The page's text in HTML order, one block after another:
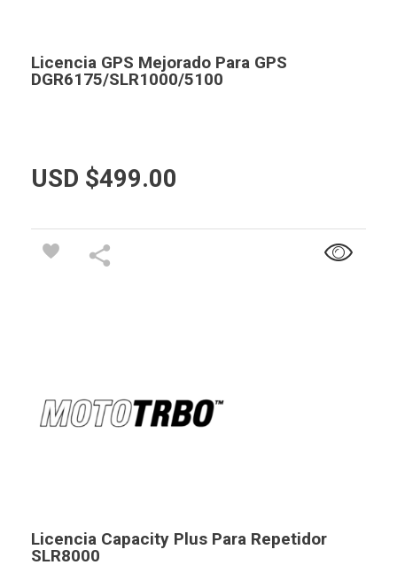
Licencia GPS Mejorado Para GPS
DGR6175/SLR1000/5100
USD $499.00
Licencia Capacity Plus Para Repetidor
SLR8000